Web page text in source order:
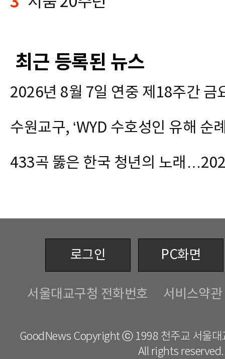
최근 등록된 뉴스
수원교구, ‘WYD 수호성인 유해 순
로그인 PC화면
서울대교구청 전화번호 서비스약관
GoodNews Copyright ⓒ 1998 천주교 서울대
All rights reserved.